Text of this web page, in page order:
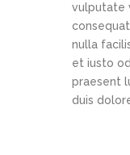
vulputate
nulla
et iusto
praesent
duis